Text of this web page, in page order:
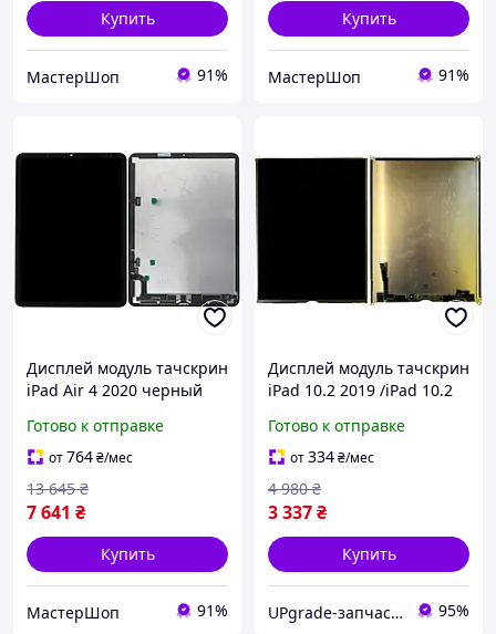
Купить
МастерШоп 91%
Купить
МастерШоп 91%
Дисплей модуль тачскрин
iPad Air 4 2020 черный
стекло
Готово к отправке
от764₴/мес
7 641 ₴
13 645 ₴
Купить
МастерШоп 91%
Дисплей модуль тачскрин
iPad 10.2 2019 /iPad 10.2
оригинал PRC
Готово к отправке
от334₴/мес
3 337₴
4 980 ₴
Купить
UPgrade-запчасти для мобильных телефонов и планшетов 95%